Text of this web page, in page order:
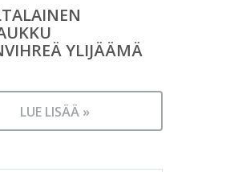
YLIJÄÄMÄ
LUE LISÄÄ »